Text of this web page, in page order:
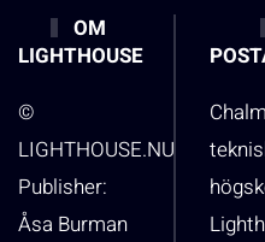
OM
LIGHTHOUSE
©
LIGHTHOUSE.NU
Publisher:
Åsa Burman